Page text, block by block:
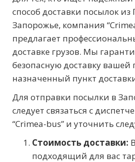
способ доставки посылок из
Запорожье, компания
предлагает
доставке грузов. Мы
безопасную доставку вашей
назначенный пункт
Для отправки посылки в
следует связаться с
“Crimea-bus” и уточнить
Стоимость доставки:
подходящий для вас